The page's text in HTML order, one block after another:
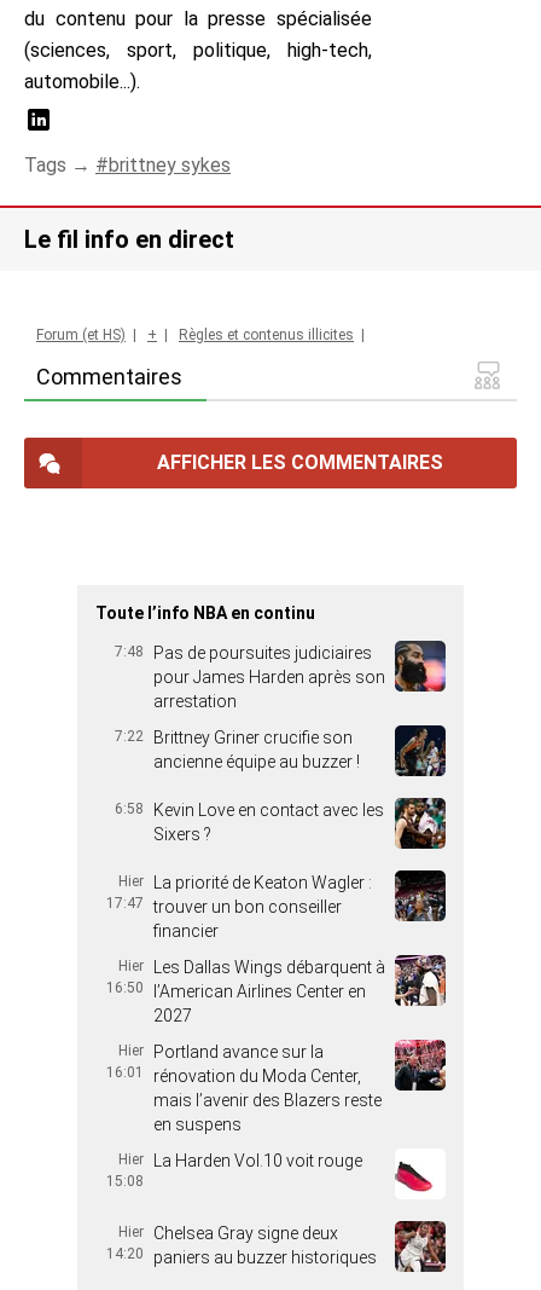
du contenu pour la presse spécialisée
(sciences, sport, politique, high-tech,
automobile...).
Tags → brittney sykes
Le fil info en direct
Commentaires
Forum (et HS) + Règles et contenus illicites
AFFICHER LES COMMENTAIRES
Toute l’info NBA en continu
7:48
Pas de poursuites judiciaires
pour James Harden après son
arrestation
7:22
Brittney Griner crucifie son
ancienne équipe au buzzer !
6:58
Kevin Love en contact avec les
Sixers ?
Hier
17:47
La priorité de Keaton Wagler :
trouver un bon conseiller
financier
Hier
16:50
Les Dallas Wings débarquent à
l’American Airlines Center en
2027
Hier
16:01
Portland avance sur la
rénovation du Moda Center,
mais l’avenir des Blazers reste
en suspens
Hier
15:08
La Harden Vol.10 voit rouge
Hier
14:20
Chelsea Gray signe deux
paniers au buzzer historiques